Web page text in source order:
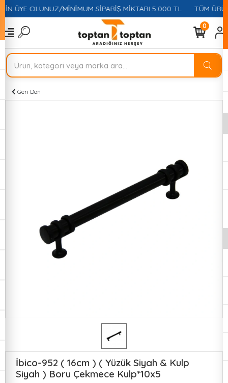
ÜYE OLUNUZ/MİNİMUM SİPARİŞ MİKTARI 5.000 TL TÜM
0
Geri Dön
İbico-952 ( 16cm ) ( Yüzük Siyah & Kulp
Siyah ) Boru Çekmece Kulp*10x5